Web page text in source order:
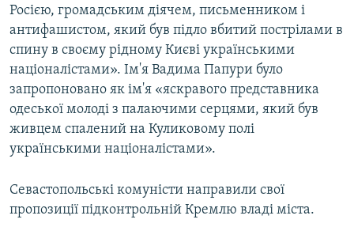
Росією, громадським діячем, письменником і
антифашистом, який був підло вбитий пострілами в
спину в своєму рідному Києві українськими
націоналістами». Ім'я Вадима Папури було
запропоновано як ім'я «яскравого представника
одеської молоді з палаючими серцями, який був
живцем спалений на Куликовому полі
українськими націоналістами».
Севастопольські комуністи направили свої
пропозиції підконтрольній Кремлю владі міста.